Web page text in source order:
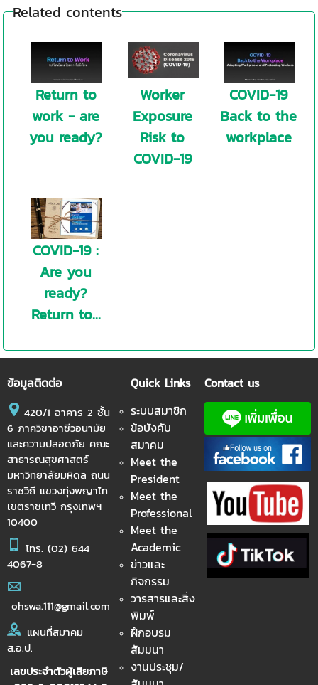
Related contents
Return to
work - are
you ready?
Worker
Exposure
Risk to
COVID-19
COVID-19
Back to the
workplace
COVID-19 :
Are you
ready?
Return to...
ข้อมูลติดต่อ
420/1 อาคาร 2 ชั้น
6 ภาควิชาอาชีวอนามัย
และความปลอดภัย คณะ
สาธารณสุขศาสตร์
มหาวิทยาลัยมหิดล ถนน
ราชวิถี แขวงทุ่งพญาไท
เขตราชเทวี กรุงเทพฯ
10400
โทร. (02) 644
4067-8
ohswa.111@gmail.com
แผนที่สมาคม
ส.อ.ป.
เลขประจำตัวผู้เสียภาษี
Quick Links
ระบบสมาชิก
ข้อบังคับ
สมาคม
Meet the
President
Meet the
Professional
Meet the
Academic
ข่าวและ
กิจกรรม
วารสารและสิ่ง
พิมพ์
ฝึกอบรม
สัมมนา
งานประชุม/
Contact us